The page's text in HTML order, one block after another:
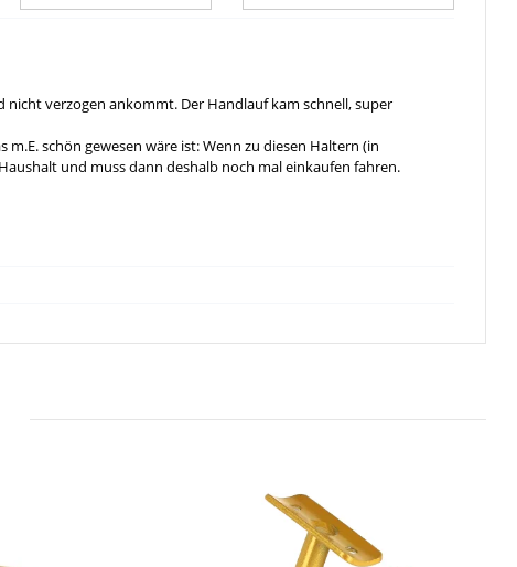
verzogen ankommt. Der Handlauf kam schnell, super
schön gewesen wäre ist: Wenn zu diesen Haltern (in
und muss dann deshalb noch mal einkaufen fahren.